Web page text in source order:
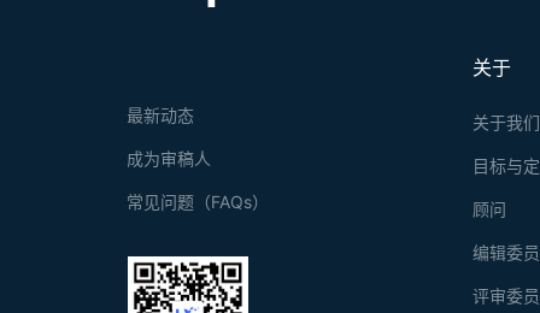
关于
关于我们
目标与
顾问
编辑委
评审委
最新动态
成为审稿人
常见问题（FAQs）